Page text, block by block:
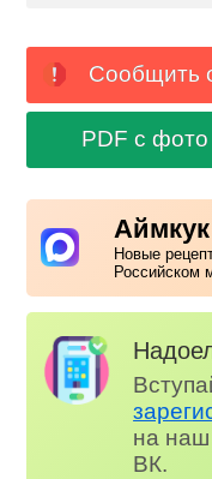
Сообщить
PDF с фото
Новые
Российском
на наш
ВК.